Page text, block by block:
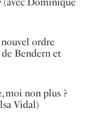
ordre
Bendern et
moi non plus ?
Vidal)